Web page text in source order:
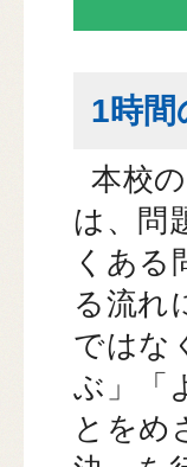
1時
本校
は、問
くある
る流れ
ではな
ぶ」「
とをめ